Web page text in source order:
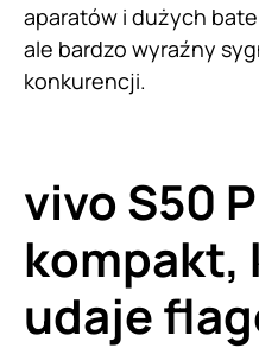
aparatów i dużych
ale bardzo wyraźny
konkurencji.
vivo S50
kompakt,
udaje